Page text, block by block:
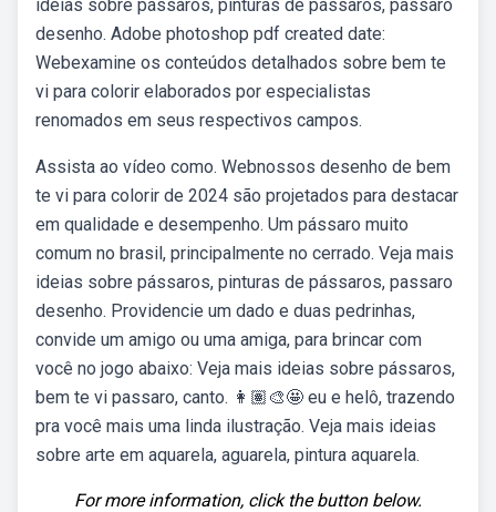
ideias sobre pássaros, pinturas de pássaros, passaro
desenho. Adobe photoshop pdf created date:
Webexamine os conteúdos detalhados sobre bem te
vi para colorir elaborados por especialistas
renomados em seus respectivos campos.
Assista ao vídeo como. Webnossos desenho de bem
te vi para colorir de 2024 são projetados para destacar
em qualidade e desempenho. Um pássaro muito
comum no brasil, principalmente no cerrado. Veja mais
ideias sobre pássaros, pinturas de pássaros, passaro
desenho. Providencie um dado e duas pedrinhas,
convide um amigo ou uma amiga, para brincar com
você no jogo abaixo: Veja mais ideias sobre pássaros,
bem te vi passaro, canto. 👩🏽‍🎨🤩 eu e helô, trazendo
pra você mais uma linda ilustração. Veja mais ideias
sobre arte em aquarela, aguarela, pintura aquarela.
For more information, click the button below.